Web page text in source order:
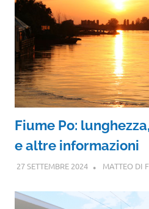
Fiume Po:
e altre informazioni
27 SETTEMBRE 2024 MATTEO DI